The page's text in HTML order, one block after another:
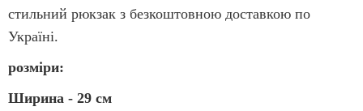
стильний рюкзак з безкоштовною доставкою по
Україні.
розміри:
Ширина - 29 см